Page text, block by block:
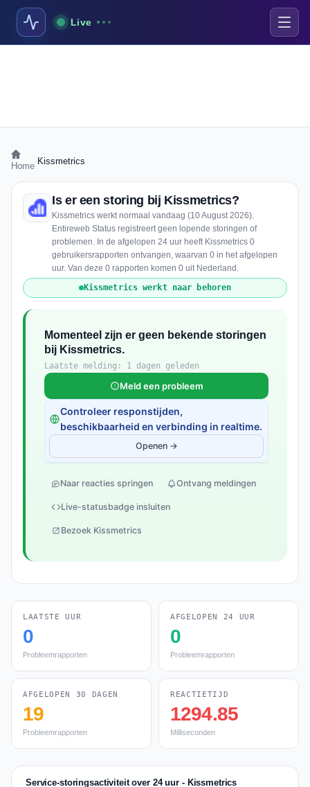
Live
Home Kissmetrics
Is er een storing bij Kissmetrics?
Kissmetrics werkt normaal vandaag (10 August 2026).
Entireweb Status registreert geen lopende storingen of
problemen. In de afgelopen 24 uur heeft Kissmetrics 0
gebruikersrapporten ontvangen, waarvan 0 in het afgelopen
uur. Van deze 0 rapporten komen 0 uit Nederland.
Kissmetrics werkt naar behoren
Momenteel zijn er geen bekende storingen
bij Kissmetrics.
Laatste melding: 1 dagen geleden
Meld een probleem
Controleer responstijden,
beschikbaarheid en verbinding in realtime.
Openen →
Naar reacties springen Ontvang meldingen
Live-statusbadge insluiten
Bezoek Kissmetrics
LAATSTE UUR
0
Probleemrapporten
AFGELOPEN 24 UUR
0
Probleemrapporten
AFGELOPEN 30 DAGEN
19
Probleemrapporten
REACTIETIJD
1294.85
Milliseconden
Service-storingsactiviteit over 24 uur - Kissmetrics